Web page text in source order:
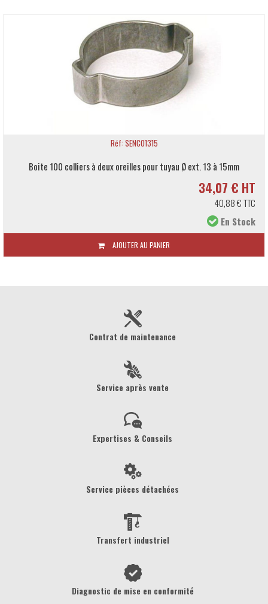
Réf: SENCO1315
Boite 100 colliers à deux oreilles pour tuyau Ø ext. 13 à 15mm
34,07 € HT
40,88 € TTC
En Stock
AJOUTER AU PANIER
Contrat de maintenance
Service après vente
Expertises & Conseils
Service pièces détachées
Transfert industriel
Diagnostic de mise en conformité